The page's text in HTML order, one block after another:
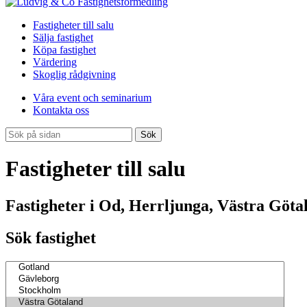
Fastigheter till salu
Sälja fastighet
Köpa fastighet
Värdering
Skoglig rådgivning
Våra event och seminarium
Kontakta oss
Sök
Fastigheter till salu
Fastigheter i Od, Herrljunga, Västra
Sök fastighet